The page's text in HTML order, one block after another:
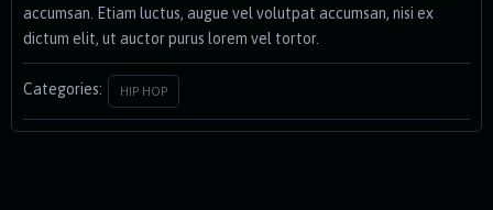
accumsan. Etiam luctus, augue vel volutpat accumsan, nisi ex
dictum elit, ut auctor purus lorem vel tortor.
Categories: HIP HOP